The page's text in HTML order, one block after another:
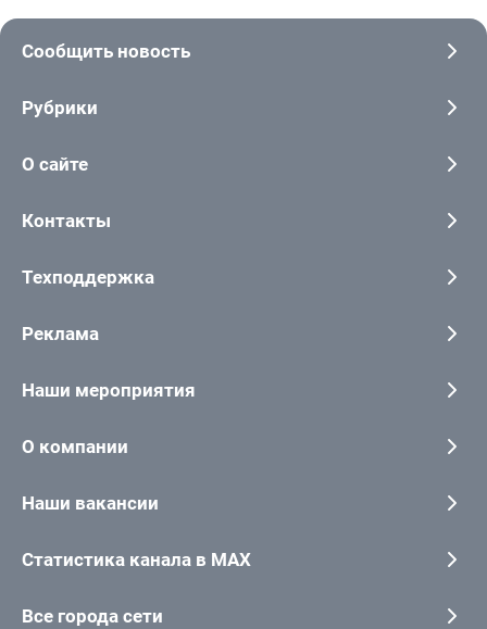
Сообщить новость
Рубрики
О сайте
Контакты
Техподдержка
Реклама
Наши мероприятия
О компании
Наши вакансии
Статистика канала в MAX
Все города сети